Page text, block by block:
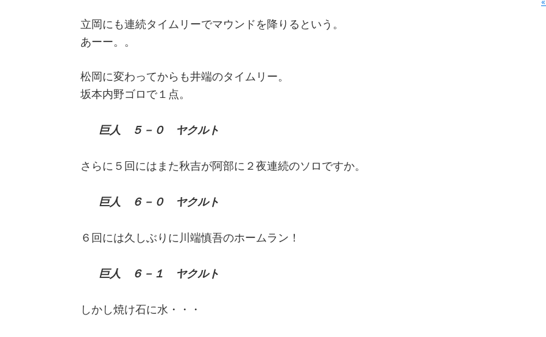
立岡にも連続タイムリーでマウンドを降りるという。
あーー。。
松岡に変わってからも井端のタイムリー。
坂本内野ゴロで１点。
巨人 ５－０ ヤクルト
さらに５回にはまた秋吉が阿部に２夜連続のソロですか。
巨人 ６－０ ヤクルト
６回には久しぶりに川端慎吾のホームラン！
巨人 ６－１ ヤクルト
しかし焼け石に水・・・